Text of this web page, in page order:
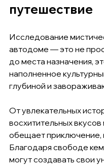
путешествие
Исследование
автодоме — это не
до места назначения,
наполненное
глубиной и
От увлекательных
восхитительных
обещает приключение,
Благодаря свободе
могут создавать свои